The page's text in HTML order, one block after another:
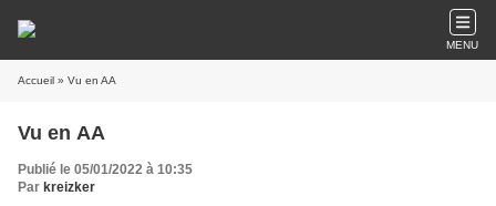
MENU
Accueil » Vu en AA
Vu en AA
Publié le 05/01/2022 à 10:35
Par kreizker